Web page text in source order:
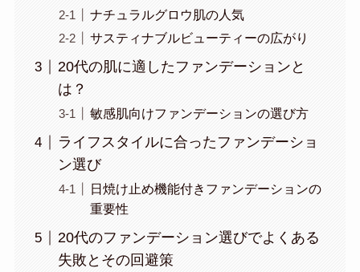
ナチュラルグロウ肌の人気
サスティナブルビューティーの広がり
20代の肌に適したファンデーションと
は？
敏感肌向けファンデーションの選び方
ライフスタイルに合ったファンデーショ
ン選び
日焼け止め機能付きファンデーションの
重要性
20代のファンデーション選びでよくある
失敗とその回避策